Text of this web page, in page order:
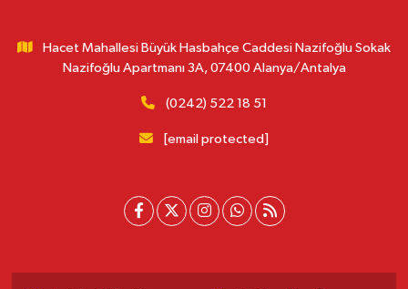
Hacet Mahallesi Büyük Hasbahçe Caddesi Nazifoğlu Sokak
Nazifoğlu Apartmanı 3A, 07400 Alanya/Antalya
(0242) 522 18 51
[email protected]